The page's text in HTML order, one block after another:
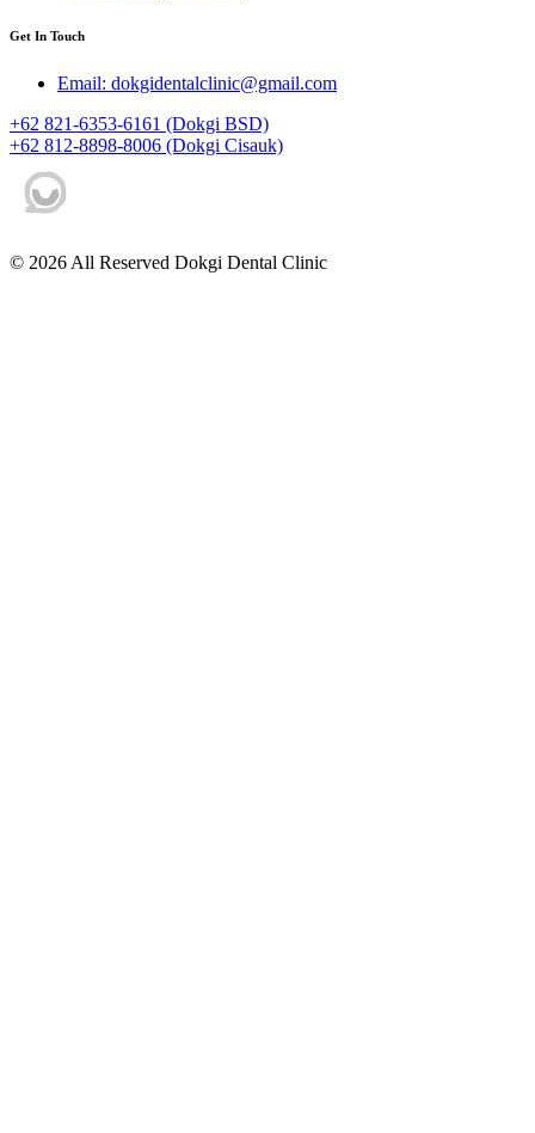
Get In Touch
Email: dokgidentalclinic@gmail.com
+62 821-6353-6161 (Dokgi BSD)
+62 812-8898-8006 (Dokgi Cisauk)
© 2026 All Reserved Dokgi Dental Clinic